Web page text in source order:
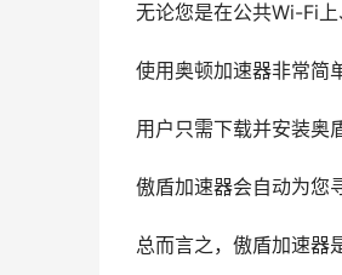
无论您是在公共Wi-Fi
使用奥顿加速器非常简
用户只需下载并安装奥
傲盾加速器会自动为您
总而言之，傲盾加速器